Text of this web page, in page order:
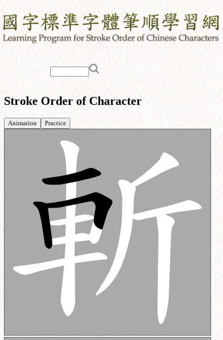
Stroke Order of Character
Animation Practice